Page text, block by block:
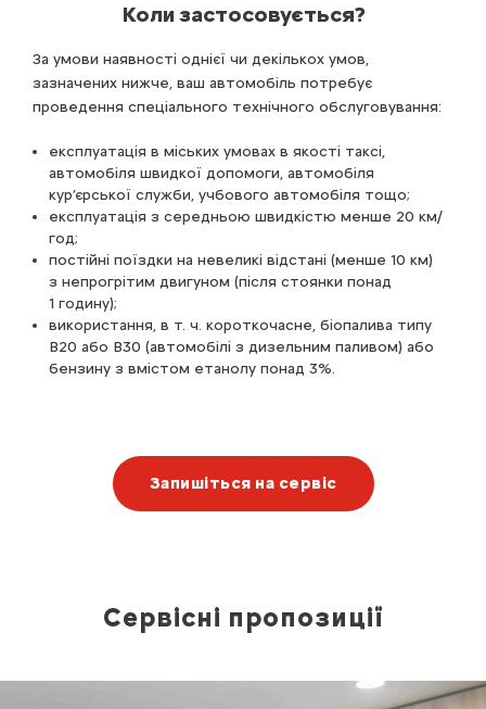
Коли застосовується?
За умови наявності однієї чи декількох умов,
зазначених нижче, ваш автомобіль потребує
проведення спеціального технічного обслуговування:
експлуатація в міських умовах в якості таксі,
автомобіля швидкої допомоги, автомобіля
кур’єрської служби, учбового автомобіля тощо;
експлуатація з середньою швидкістю менше 20 км/
год;
постійні поїздки на невеликі відстані (менше 10 км)
з непрогрітим двигуном (після стоянки понад
1 годину);
використання, в т. ч. короткочасне, біопалива типу
B20 або B30 (автомобілі з дизельним паливом) або
бензину з вмістом етанолу понад 3%.
Запишіться на сервіс
Сервісні пропозиції